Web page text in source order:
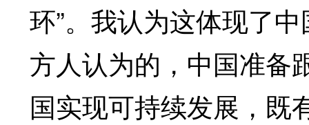
环”。我认为这体现了
方人认为的，中国准备
国实现可持续发展，既